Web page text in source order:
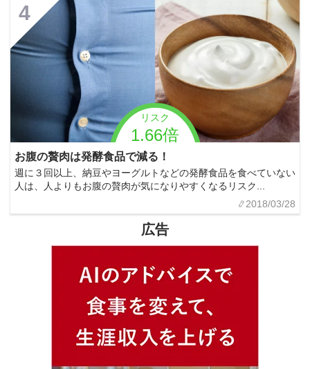
リスク
1.66倍
4
お腹の贅肉は発酵食品で減る！
週に３回以上、納豆やヨーグルトなどの発酵食品を食べていない
人は、人よりもお腹の贅肉が気になりやすくなるリスク...
2018/03/28
広告